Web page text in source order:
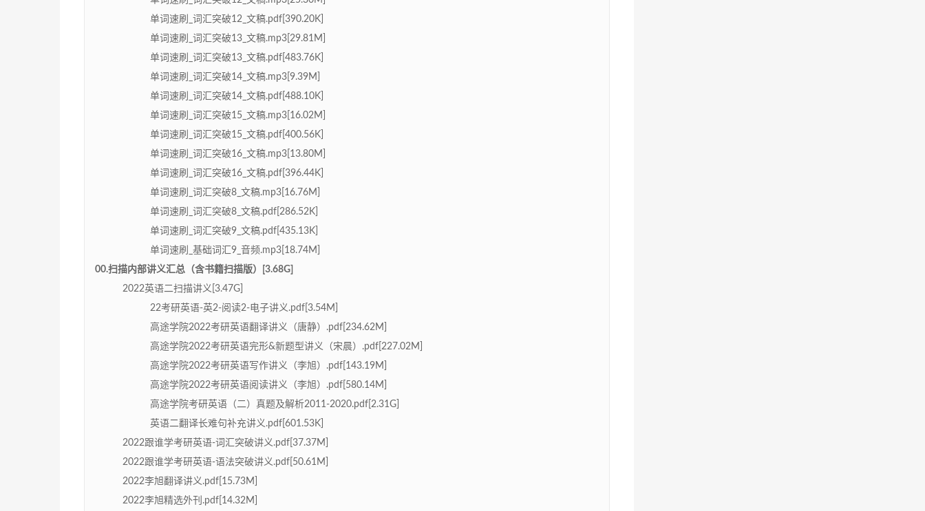
单词速刷_词汇突破12_文稿.pdf[390.20K]
单词速刷_词汇突破13_文稿.mp3[29.81M]
单词速刷_词汇突破13_文稿.pdf[483.76K]
单词速刷_词汇突破14_文稿.mp3[9.39M]
单词速刷_词汇突破14_文稿.pdf[488.10K]
单词速刷_词汇突破15_文稿.mp3[16.02M]
单词速刷_词汇突破15_文稿.pdf[400.56K]
单词速刷_词汇突破16_文稿.mp3[13.80M]
单词速刷_词汇突破16_文稿.pdf[396.44K]
单词速刷_词汇突破8_文稿.mp3[16.76M]
单词速刷_词汇突破8_文稿.pdf[286.52K]
单词速刷_词汇突破9_文稿.pdf[435.13K]
单词速刷_基础词汇9_音频.mp3[18.74M]
00.扫描内部讲义汇总（含书籍扫描版）[3.68G]
2022英语二扫描讲义[3.47G]
22考研英语-英2-阅读2-电子讲义.pdf[3.54M]
高途学院2022考研英语翻译讲义（唐静）.pdf[234.62M]
高途学院2022考研英语完形&新题型讲义（宋晨）.pdf[227.02M]
高途学院2022考研英语写作讲义（李旭）.pdf[143.19M]
高途学院2022考研英语阅读讲义（李旭）.pdf[580.14M]
高途学院考研英语（二）真题及解析2011-2020.pdf[2.31G]
英语二翻译长难句补充讲义.pdf[601.53K]
2022跟谁学考研英语-词汇突破讲义.pdf[37.37M]
2022跟谁学考研英语-语法突破讲义.pdf[50.61M]
2022李旭翻译讲义.pdf[15.73M]
2022李旭精选外刊.pdf[14.32M]